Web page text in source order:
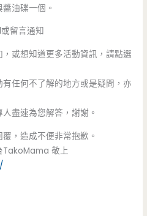
油碟一個。
留言通知
或想知道更多活動資訊，請點選
任何不了解的地方或是疑問，亦
盡速為您解答，謝謝。
，造成不便非常抱歉。
TakoMama 敬上